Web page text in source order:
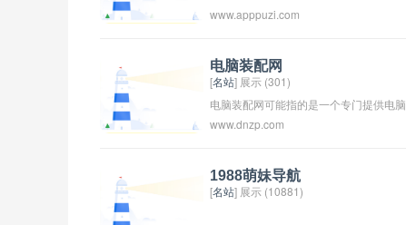
www.apppuzi.com
电脑装配网
[名站] 展示 (301)
电脑装配网可能指的是一个专门提供电脑
装配和组装服务的网站或平台。用户可以
后由专业人员进行组装和调试，最终获得
定制的电脑配置。这样的网站通常会提供
www.dnzp.com
1988萌妹导航
[名站] 展示 (10881)